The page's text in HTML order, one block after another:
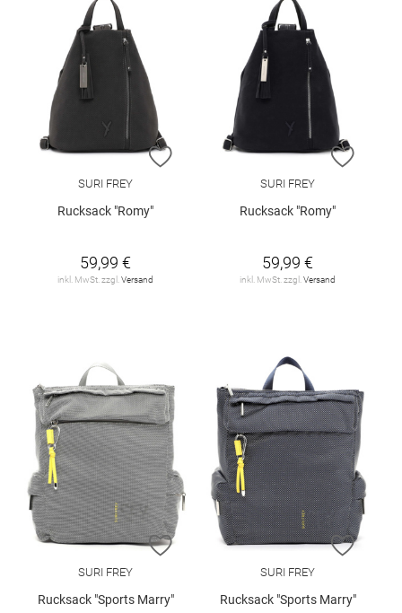
ZUR WUNSCHLISTE HINZUFÜGEN
SURI FREY
Rucksack "Romy"
59,99 €
inkl. MwSt. zzgl. Versand
ZUR
SURI FREY
Rucksack "Romy"
59,99 €
inkl. MwSt. zzgl. Versand
ZUR WUNSCHLISTE HINZUFÜGEN
SURI FREY
Rucksack "Sports Marry"
ZUR
SURI FREY
Rucksack "Sports Marry"